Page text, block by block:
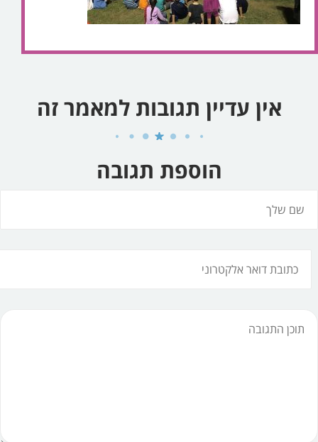
אין עדיין תגובות למאמר זה
הוספת תגובה